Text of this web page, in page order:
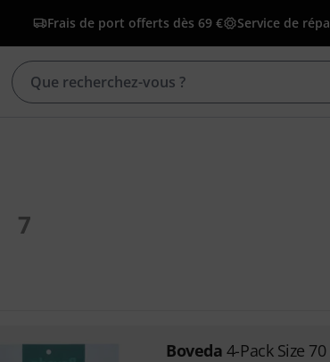
Frais de port offerts dès 69 € Service de
7
Boveda 4-Pack Size 70